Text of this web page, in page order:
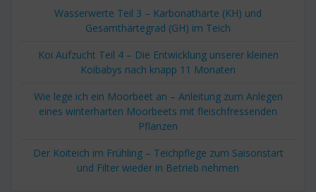
Wasserwerte Teil 3 – Karbonathärte (KH) und
Gesamthärtegrad (GH) im Teich
Koi Aufzucht Teil 4 – Die Entwicklung unserer kleinen
Koibabys nach knapp 11 Monaten
Wie lege ich ein Moorbeet an – Anleitung zum Anlegen
eines winterharten Moorbeets mit fleischfressenden
Pflanzen
Der Koiteich im Frühling – Teichpflege zum Saisonstart
und Filter wieder in Betrieb nehmen